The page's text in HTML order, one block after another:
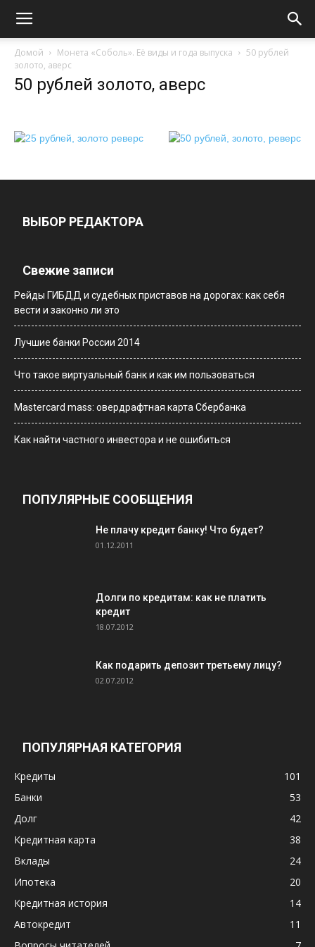
Домой Монета «Соболь». Её виды и года выпуска
50 рублей
золото, аверс
50 рублей золото, аверс
ВЫБОР РЕДАКТОРА
Свежие записи
Рейды ГИБДД и судебных приставов на дорогах: как себя
вести и законно ли это
Лучшие банки России 2014
Что такое виртуальный банк и как им пользоваться
Мastercard mass: овердрафтная карта Сбербанка
Как найти частного инвестора и не ошибиться
ПОПУЛЯРНЫЕ СООБЩЕНИЯ
Не плачу кредит банку! Что будет?
01.12.2011
Долги по кредитам: как не платить
кредит
18.07.2012
Как подарить депозит третьему лицу?
02.07.2012
ПОПУЛЯРНАЯ КАТЕГОРИЯ
Кредиты
101
Банки
53
Долг
42
Кредитная карта
38
Вклады
24
Ипотека
20
Кредитная история
14
Автокредит
11